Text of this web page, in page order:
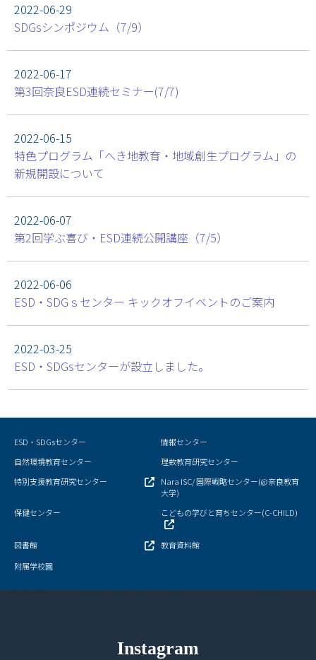
2022-06-29
SDGsシンポジウム（7/9）
2022-06-17
第3回奈良ESD連続セミナー(7/7)
2022-06-15
特色プログラム「へき地教育・地域創生プログラム」の
新規開設について
2022-06-07
第2回学ぶ喜び・ESD連続公開講座（7/5）
2022-06-06
ESD・SDGｓセンター キックオフイベントのご案内
2022-03-25
ESD・SDGsセンターが設立しました。
ESD・SDGsセンター
情報センター
自然環境教育センター
理数教育研究センター
特別支援教育研究センター
Nara ISC/ 国際戦略センター(@奈良教育
大学)
保健センター
こどもの学びと育ちセンター(C-CHILD)
図書館
教育資料館
附属学校園
Instagram